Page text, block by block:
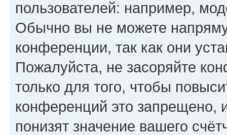
пользователей: например,
Обычно вы не можете
конференции, так как они
Пожалуйста, не засоряйте
только для того, чтобы
конференций это запрещено,
понизят значение вашего